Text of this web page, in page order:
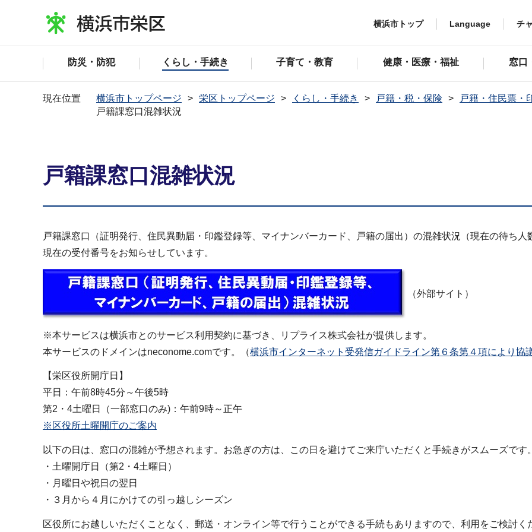
横浜市トップ Language チ
防災・防犯 くらし・手続き 子育て・教育 健康・医療・福祉 窓口
現在位置 横浜市トップページ 栄区トップページ くらし・手続き 戸籍・税・保険 戸籍・住民票・
戸籍課窓口混雑状況
戸籍課窓口混雑状況
戸籍課窓口（証明発行、住民異動届・印鑑登録等、マイナンバーカード、戸籍の届出）の混雑状況（現在の待ち人
現在の受付番号をお知らせしています。
（外部サイト）
※本サービスは横浜市とのサービス利用契約に基づき、リプライス株式会社が提供します。
本サービスのドメインはneconome.comです。（横浜市インターネット受発信ガイドライン第６条第４項により協
【栄区役所開庁日】
平日：午前8時45分～午後5時
第2・4土曜日（一部窓口のみ)：午前9時～正午
※区役所土曜開庁のご案内
以下の日は、窓口の混雑が予想されます。お急ぎの方は、この日を避けてご来庁いただくと手続きがスムーズです。
・土曜開庁日（第2・4土曜日）
・月曜日や祝日の翌日
・３月から４月にかけての引っ越しシーズン
区役所にお越しいただくことなく、郵送・オンライン等で行うことができる手続もありますので、利用をご検討く